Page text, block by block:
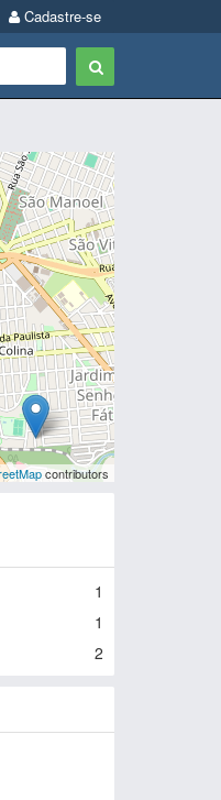
Cadastre-se
contributors
1
1
2